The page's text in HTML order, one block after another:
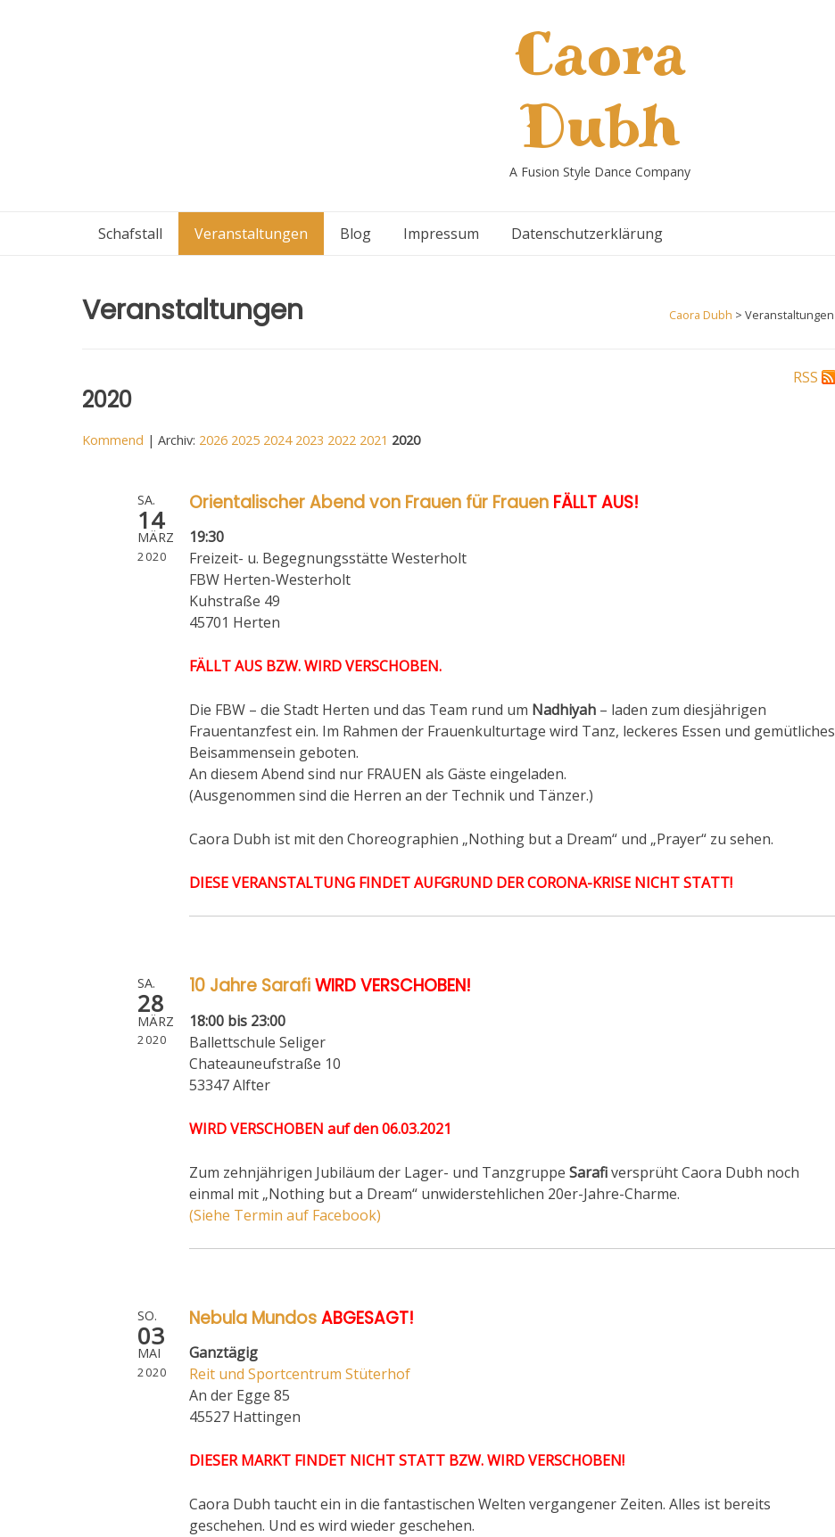
Caora
Dubh
A Fusion Style Dance Company
Schafstall Veranstaltungen Blog Impressum Datenschutzerklärung
Veranstaltungen Caora Dubh > Veranstaltungen
RSS
2020
Kommend | Archiv: 2026 2025 2024 2023 2022 2021 2020
SA.
14
MÄRZ
2020
Orientalischer Abend von Frauen für Frauen FÄLLT AUS!
19:30
Freizeit- u. Begegnungsstätte Westerholt
FBW Herten-Westerholt
Kuhstraße 49
45701 Herten
FÄLLT AUS BZW. WIRD VERSCHOBEN.
Die FBW – die Stadt Herten und das Team rund um Nadhiyah – laden zum diesjährigen
Frauentanzfest ein. Im Rahmen der Frauenkulturtage wird Tanz, leckeres Essen und gemütliches
Beisammensein geboten.
An diesem Abend sind nur FRAUEN als Gäste eingeladen.
(Ausgenommen sind die Herren an der Technik und Tänzer.)
Caora Dubh ist mit den Choreographien „Nothing but a Dream“ und „Prayer“ zu sehen.
DIESE VERANSTALTUNG FINDET AUFGRUND DER CORONA-KRISE NICHT STATT!
SA.
28
MÄRZ
2020
10 Jahre SarafiWIRD VERSCHOBEN!
18:00 bis 23:00
Ballettschule Seliger
Chateauneufstraße 10
53347 Alfter
WIRD VERSCHOBEN auf den 06.03.2021
Zum zehnjährigen Jubiläum der Lager- und Tanzgruppe Sarafiversprüht Caora Dubh noch
einmal mit „Nothing but a Dream“ unwiderstehlichen 20er-Jahre-Charme.
(Siehe Termin auf Facebook)
SO.
03
MAI
2020
Nebula MundosABGESAGT!
Ganztägig
Reit und Sportcentrum Stüterhof
An der Egge 85
45527 Hattingen
DIESER MARKT FINDET NICHT STATT BZW. WIRD VERSCHOBEN!
Caora Dubh taucht ein in die fantastischen Welten vergangener Zeiten. Alles ist bereits
geschehen. Und es wird wieder geschehen.